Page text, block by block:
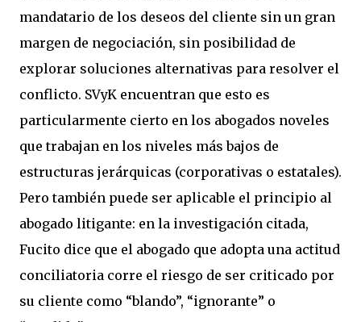
mandatario de los deseos del cliente sin un gran
margen de negociación, sin posibilidad de
explorar soluciones alternativas para resolver el
conflicto. SVyK encuentran que esto es
particularmente cierto en los abogados noveles
que trabajan en los niveles más bajos de
estructuras jerárquicas (corporativas o estatales).
Pero también puede ser aplicable el principio al
abogado litigante: en la investigación citada,
Fucito dice que el abogado que adopta una actitud
conciliatoria corre el riesgo de ser criticado por
su cliente como “blando”, “ignorante” o